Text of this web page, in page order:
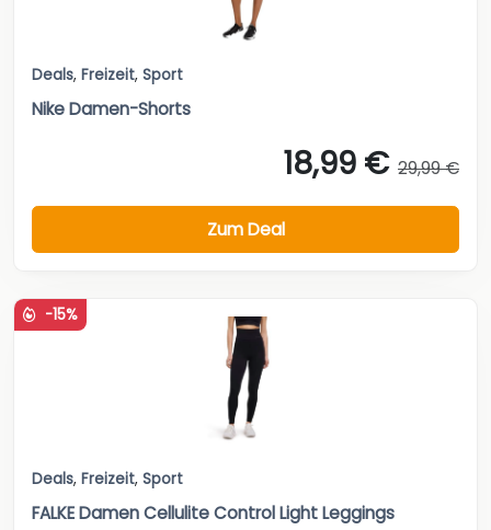
Deals, Freizeit, Sport
Nike Damen-Shorts
18,99 € 29,99 €
Zum Deal
-15%
Deals, Freizeit, Sport
FALKE Damen Cellulite Control Light Leggings